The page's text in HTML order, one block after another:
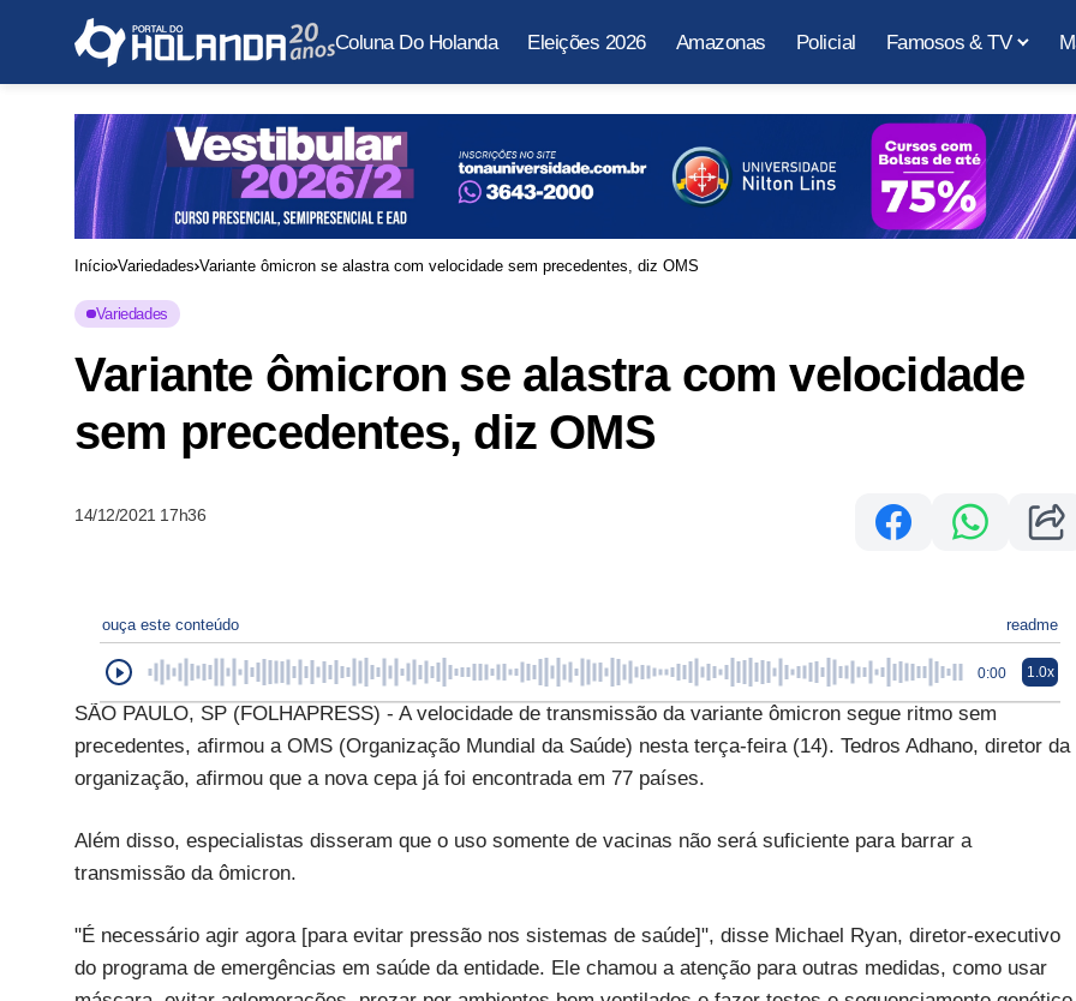
Coluna Do Holanda Eleições 2026 Amazonas Policial Famosos & TV
Início Variedades Variante ômicron se alastra com velocidade sem precedentes, diz OMS
Variedades
Variante ômicron se alastra com velocidade
sem precedentes, diz OMS
14/12/2021 17h36
ouça este conteúdo readme
0:00 1.0x
SÃO PAULO, SP (FOLHAPRESS) - A velocidade de transmissão da variante ômicron segue ritmo sem
precedentes, afirmou a OMS (Organização Mundial da Saúde) nesta terça-feira (14). Tedros Adhano, diretor da
organização, afirmou que a nova cepa já foi encontrada em 77 países.
Além disso, especialistas disseram que o uso somente de vacinas não será suficiente para barrar a
transmissão da ômicron.
"É necessário agir agora [para evitar pressão nos sistemas de saúde]", disse Michael Ryan, diretor-executivo
do programa de emergências em saúde da entidade. Ele chamou a atenção para outras medidas, como usar